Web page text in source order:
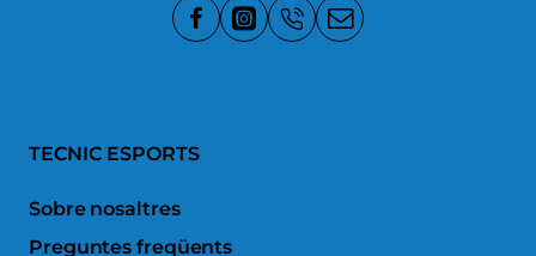
TECNIC ESPORTS
Sobre nosaltres
Preguntes freqüents